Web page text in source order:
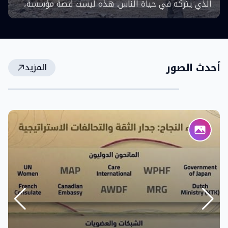
جهودٍ وإنجازات،تجسّد قوة النساء وإرادتهن في مواجهة
التحديات وصناعة فرص جديدة لأنفسهن ولمجتمعاتهن
أحدث الصور المزيد